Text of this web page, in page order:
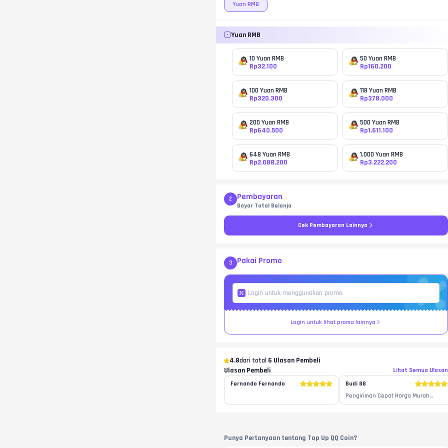
Yuan RMB
Yuan RMB
10 Yuan RMB
Rp32.100
50 Yuan RMB
Rp160.200
100 Yuan RMB
Rp320.300
118 Yuan RMB
Rp378.000
200 Yuan RMB
Rp640.500
500 Yuan RMB
Rp1.611.100
648 Yuan RMB
Rp2.088.200
1.000 Yuan RMB
Rp3.222.200
2 Pembayaran
Bayar Total Belanja
Cek Pembayaran Lainnya
3 Pakai Promo
Login untuk lihat promo lainnya
4.8dari total 6 Ulasan Pembeli
Ulasan Pembeli
Lihat Semua Ulasan
Fernando Fernando
Budi 88
Pengiriman Cepat Harga Murah
Produk Sesuai Penjual Ramah
Punya Pertanyaan tentang Top Up QQ Coin?